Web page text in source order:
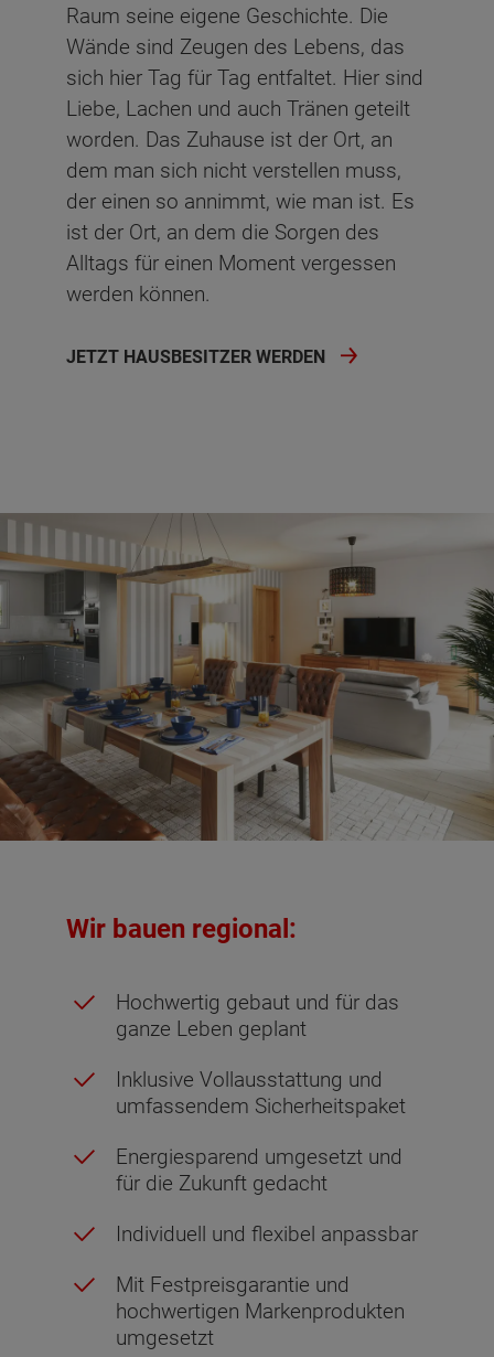
Raum seine eigene Geschichte. Die
Wände sind Zeugen des Lebens, das
sich hier Tag für Tag entfaltet. Hier sind
Liebe, Lachen und auch Tränen geteilt
worden. Das Zuhause ist der Ort, an
dem man sich nicht verstellen muss,
der einen so annimmt, wie man ist. Es
ist der Ort, an dem die Sorgen des
Alltags für einen Moment vergessen
werden können.
JETZT HAUSBESITZER WERDEN
Wir bauen regional:
Hochwertig gebaut und für das
ganze Leben geplant
Inklusive Vollausstattung und
umfassendem Sicherheitspaket
Energiesparend umgesetzt und
für die Zukunft gedacht
Individuell und flexibel anpassbar
Mit Festpreisgarantie und
hochwertigen Markenprodukten
umgesetzt